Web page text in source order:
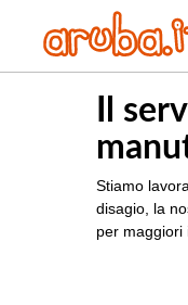
Il
Stiamo
disagio, la
per maggiori